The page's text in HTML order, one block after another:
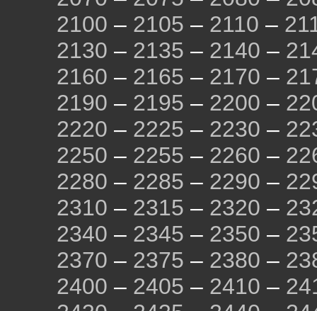
2100 – 2105 – 2110 –
2130 – 2135 – 2140 –
2160 – 2165 – 2170 –
2190 – 2195 – 2200 –
2220 – 2225 – 2230 –
2250 – 2255 – 2260 –
2280 – 2285 – 2290 –
2310 – 2315 – 2320 –
2340 – 2345 – 2350 –
2370 – 2375 – 2380 –
2400 – 2405 – 2410 –